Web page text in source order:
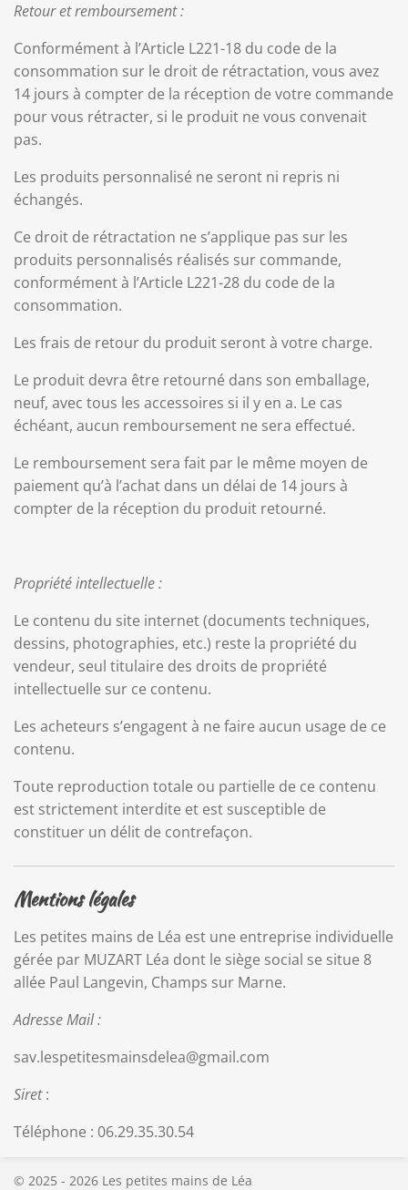
Retour et remboursement :
Conformément à l’Article L221-18 du code de la
consommation sur le droit de rétractation, vous avez
14 jours à compter de la réception de votre commande
pour vous rétracter, si le produit ne vous convenait
pas.
Les produits personnalisé ne seront ni repris ni
échangés.
Ce droit de rétractation ne s’applique pas sur les
produits personnalisés réalisés sur commande,
conformément à l’Article L221-28 du code de la
consommation.
Les frais de retour du produit seront à votre charge.
Le produit devra être retourné dans son emballage,
neuf, avec tous les accessoires si il y en a. Le cas
échéant, aucun remboursement ne sera effectué.
Le remboursement sera fait par le même moyen de
paiement qu’à l’achat dans un délai de 14 jours à
compter de la réception du produit retourné.
Propriété intellectuelle :
Le contenu du site internet (documents techniques,
dessins, photographies, etc.) reste la propriété du
vendeur, seul titulaire des droits de propriété
intellectuelle sur ce contenu.
Les acheteurs s’engagent à ne faire aucun usage de ce
contenu.
Toute reproduction totale ou partielle de ce contenu
est strictement interdite et est susceptible de
constituer un délit de contrefaçon.
Mentions légales
Les petites mains de Léa est une entreprise individuelle
gérée par MUZART Léa dont le siège social se situe 8
allée Paul Langevin, Champs sur Marne.
Adresse Mail :
sav.lespetitesmainsdelea@gmail.com
Siret:
Téléphone : 06.29.35.30.54
© 2025 - 2026 Les petites mains de Léa